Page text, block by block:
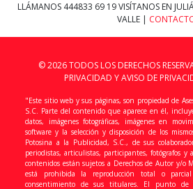
LLÁMANOS 444833 69 19VISÍTANOS EN
VALLE |
© 2026 TODOS LOS DERECHOS
PRIVACIDAD Y AVISO DE
"Este sitio web y sus páginas, son propiedad de
S.C. Parte del contenido que aparece en él,
datos, imágenes fotográficas, imágenes en
software y la selección y disposición de los
Potosina a la Publicidad, S.C., de sus
periodistas, articulistas, participantes, fotógrafos y
contenidos están sujetos a Derechos de Autor y/o
está prohibida la reproducción total o
consentimiento de sus titulares. El punto de